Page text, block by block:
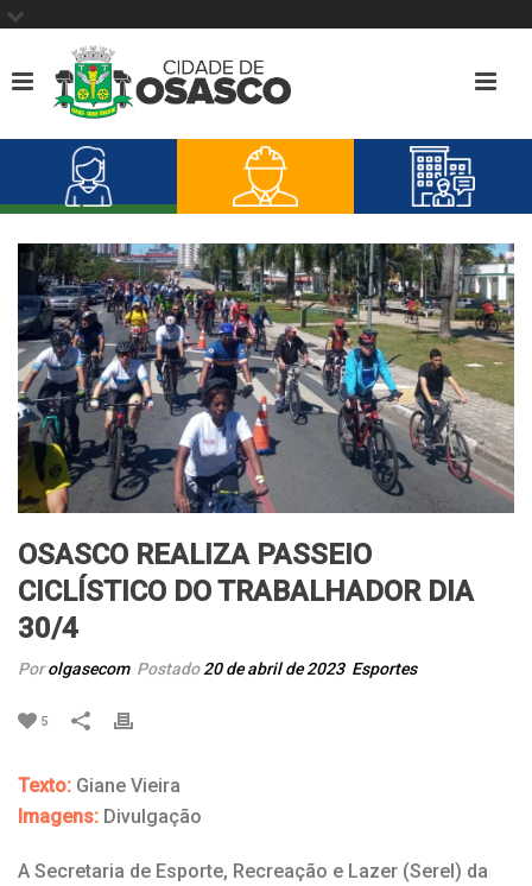
OSASCO REALIZA PASSEIO
CICLÍSTICO DO TRABALHADOR DIA
30/4
Porolgasecom Postado20 de abril de 2023 Esportes
5
Texto: Giane Vieira
Imagens: Divulgação
A Secretaria de Esporte, Recreação e Lazer (Serel) da